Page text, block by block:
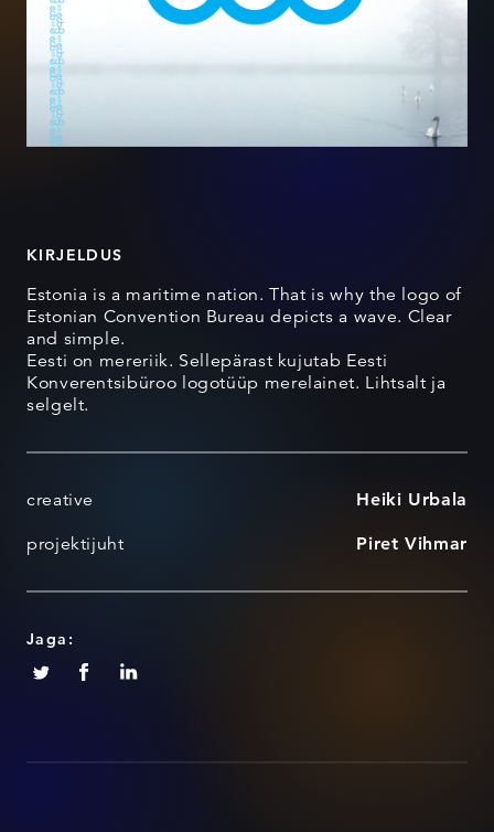
KIRJELDUS
Estonia is a maritime nation. That is why the logo of
Estonian Convention Bureau depicts a wave. Clear
and simple.
Eesti on mereriik. Sellepärast kujutab Eesti
Konverentsibüroo logotüüp merelainet. Lihtsalt ja
selgelt.
creative Heiki Urbala
projektijuht Piret Vihmar
Jaga: